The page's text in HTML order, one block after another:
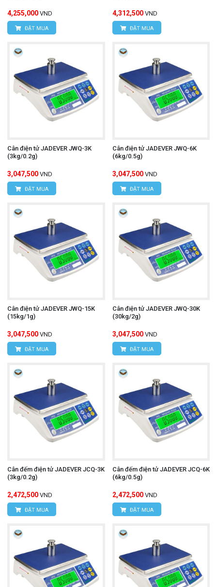
4,255,000 VND
ĐẶT MUA
4,312,500 VND
ĐẶT MUA
Cân điện tử JADEVER JWQ-3K
(3kg/0.2g)
3,047,500 VND
ĐẶT MUA
Cân điện tử JADEVER JWQ-6K
(6kg/0.5g)
3,047,500 VND
ĐẶT MUA
Cân điện tử JADEVER JWQ-15K
(15kg/1g)
3,047,500 VND
ĐẶT MUA
Cân điện tử JADEVER JWQ-30K
(30kg/2g)
3,047,500 VND
ĐẶT MUA
Cân đếm điện tử JADEVER JCQ-3K
(3kg/0.2g)
2,472,500 VND
ĐẶT MUA
Cân đếm điện tử JADEVER JCQ-6K
(6kg/0.5g)
2,472,500 VND
ĐẶT MUA